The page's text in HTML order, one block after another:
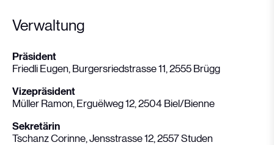
Verwaltung
Präsident
Friedli Eugen, Burgersriedstrasse 11, 2555 Brügg
Vizepräsident
Müller Ramon, Erguëlweg 12, 2504 Biel/Bienne
Sekretärin
Tschanz Corinne, Jensstrasse 12, 2557 Studen